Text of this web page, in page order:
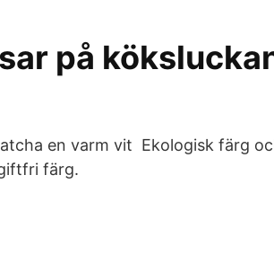
på
en varm vit Ekologisk färg
färg.